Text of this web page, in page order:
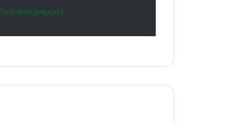
Guineetopsports